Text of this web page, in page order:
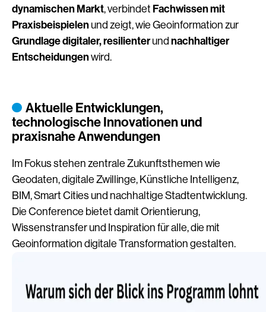
dynamischen Markt, verbindet Fachwissen mit
Praxisbeispielen und zeigt, wie Geoinformation zur
Grundlage digitaler, resilienter und nachhaltiger
Entscheidungenwird.
Aktuelle Entwicklungen,
technologische Innovationen und
praxisnahe Anwendungen
Im Fokus stehen zentrale Zukunftsthemen wie
Geodaten, digitale Zwillinge, Künstliche Intelligenz,
BIM, Smart Cities und nachhaltige Stadtentwicklung.
Die Conference bietet damit Orientierung,
Wissenstransfer und Inspiration für alle, die mit
Geoinformation digitale Transformation gestalten.